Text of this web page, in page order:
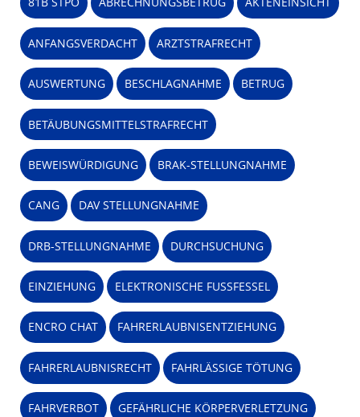
ANFANGSVERDACHT ARZTSTRAFRECHT
AUSWERTUNG BESCHLAGNAHME BETRUG
BETÄUBUNGSMITTELSTRAFRECHT
BEWEISWÜRDIGUNG BRAK-STELLUNGNAHME
CANG DAV STELLUNGNAHME
DRB-STELLUNGNAHME DURCHSUCHUNG
EINZIEHUNG ELEKTRONISCHE FUSSFESSEL
ENCRO CHAT FAHRERLAUBNISENTZIEHUNG
FAHRERLAUBNISRECHT FAHRLÄSSIGE TÖTUNG
FAHRVERBOT GEFÄHRLICHE KÖRPERVERLETZUNG